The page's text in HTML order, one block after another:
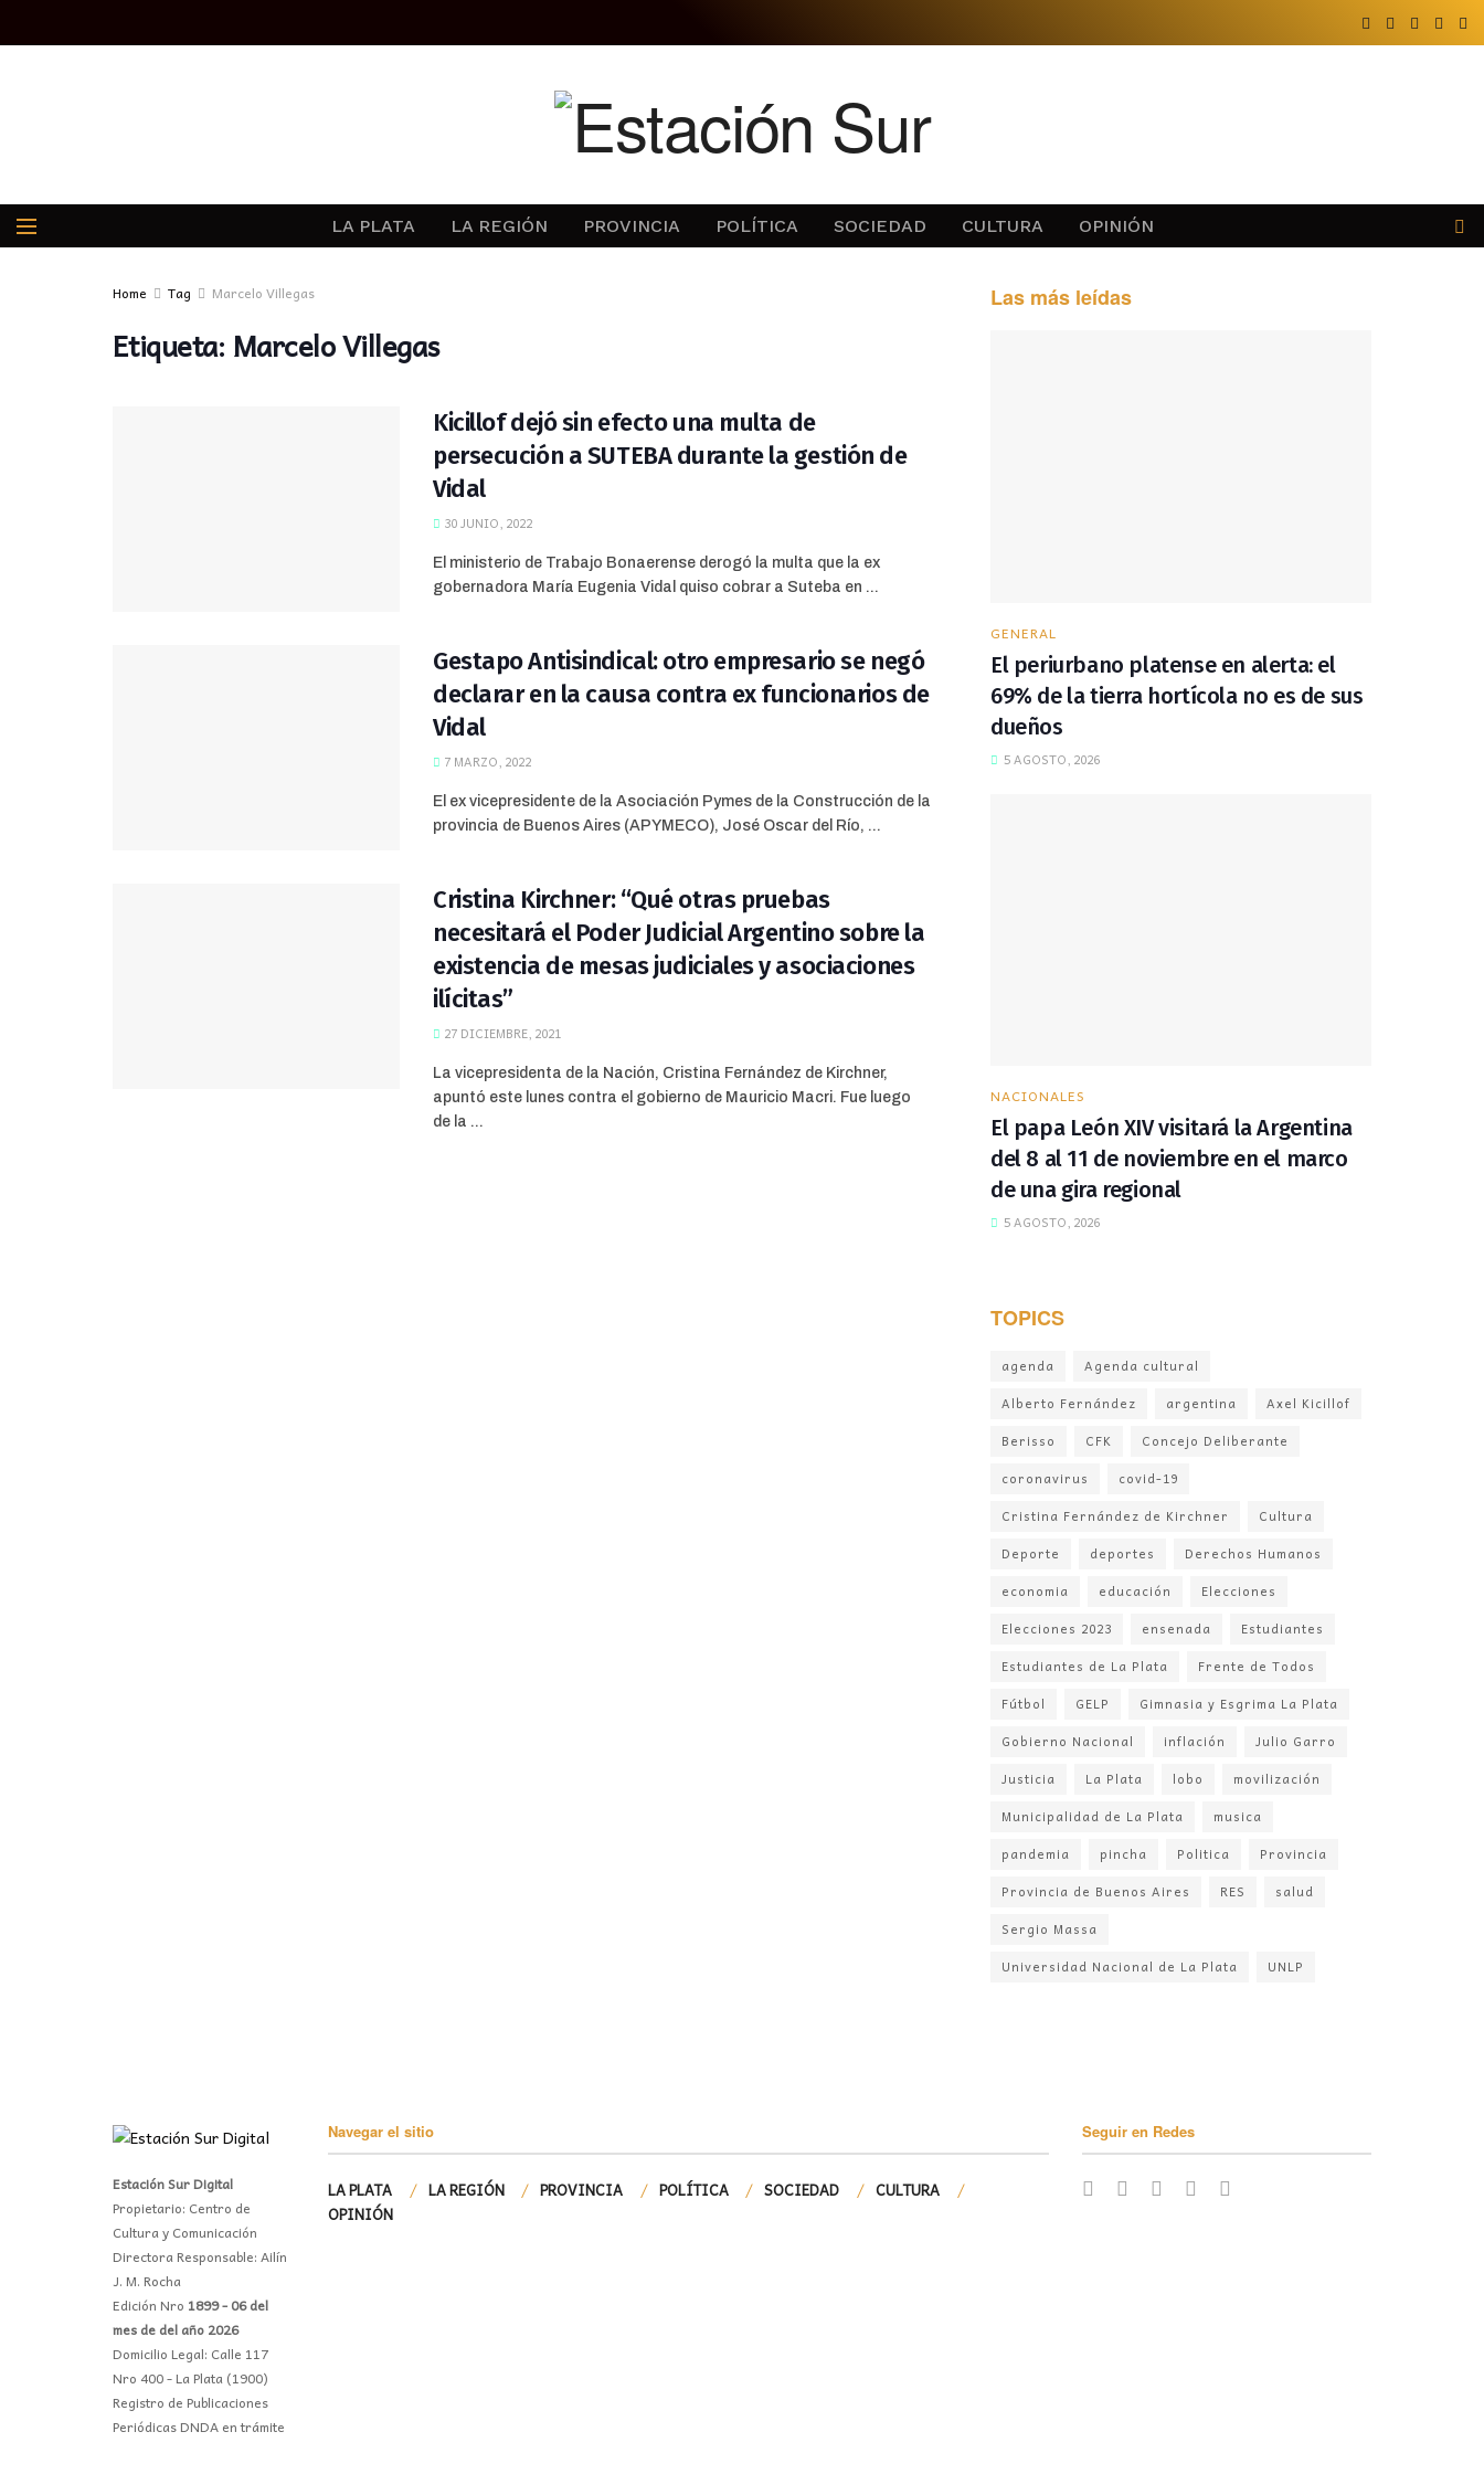
LA PLATA LA REGIÓN PROVINCIA POLÍTICA SOCIEDAD CULTURA OPINIÓN
Home Tag Marcelo Villegas
Etiqueta: Marcelo Villegas
Kicillof dejó sin efecto una multa de
persecución a SUTEBA durante la gestión de
Vidal
30 JUNIO, 2022
El ministerio de Trabajo Bonaerense derogó la multa que la ex
gobernadora María Eugenia Vidal quiso cobrar a Suteba en ...
Gestapo Antisindical: otro empresario se negó
declarar en la causa contra ex funcionarios de
Vidal
7 MARZO, 2022
El ex vicepresidente de la Asociación Pymes de la Construcción de la
provincia de Buenos Aires (APYMECO), José Oscar del Río, ...
Cristina Kirchner: “Qué otras pruebas
necesitará el Poder Judicial Argentino sobre la
existencia de mesas judiciales y asociaciones
ilícitas”
27 DICIEMBRE, 2021
La vicepresidenta de la Nación, Cristina Fernández de Kirchner,
apuntó este lunes contra el gobierno de Mauricio Macri. Fue luego
de la ...
Las más leídas
GENERAL
El periurbano platense en alerta: el
69% de la tierra hortícola no es de sus
dueños
5 AGOSTO, 2026
NACIONALES
El papa León XIV visitará la Argentina
del 8 al 11 de noviembre en el marco
de una gira regional
5 AGOSTO, 2026
TOPICS
agenda
Agenda cultural
Alberto Fernández
argentina
Axel Kicillof
Berisso
CFK
Concejo Deliberante
coronavirus
covid-19
Cristina Fernández de Kirchner
Cultura
Deporte
deportes
Derechos Humanos
economia
educación
Elecciones
Elecciones 2023
ensenada
Estudiantes
Estudiantes de La Plata
Frente de Todos
Fútbol
GELP
Gimnasia y Esgrima La Plata
Gobierno Nacional
inflación
Julio Garro
Justicia
La Plata lobo
movilización
Municipalidad de La Plata
musica
pandemia
pincha Politica
Provincia
Provincia de Buenos Aires
RES
salud
Sergio Massa
Universidad Nacional de La Plata
UNLP
Estación Sur Digital
Propietario: Centro de
Cultura y Comunicación
Directora Responsable: Ailín
J. M. Rocha
Edición Nro 1899 - 06 del
mes de del año 2026
Domicilio Legal: Calle 117
Nro 400 - La Plata (1900)
Registro de Publicaciones
Periódicas DNDA en trámite
Navegar el sitio
LA PLATA LA REGIÓN PROVINCIA POLÍTICA SOCIEDAD
CULTURA
OPINIÓN
Seguir en Redes